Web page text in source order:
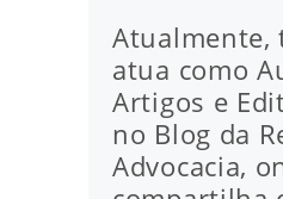
Atualmente,
atua como
Artigos e
no Blog da
Advocacia,